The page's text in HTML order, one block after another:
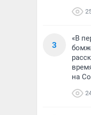
3
«В
на